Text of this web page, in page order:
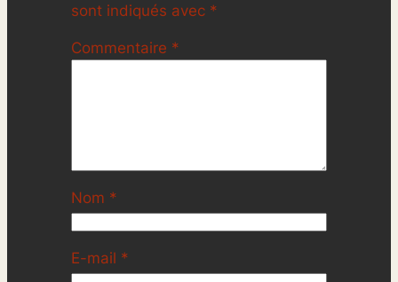
sont indiqués avec *
Commentaire *
Nom *
E-mail *